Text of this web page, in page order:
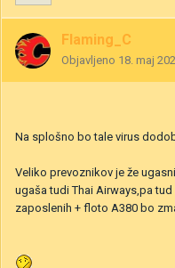
Flaming_C
Objavljeno 18. maj
Na splošno bo tale virus
Veliko prevoznikov je že
ugaša tudi Thai Airways,pa
zaposlenih + floto A380 bo